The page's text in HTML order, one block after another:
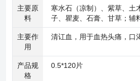
主要原
料
寒水石（凉制）、紫草、土
子、瞿麦、石膏、甘草；辅
主要作
用
清讧血，用于血热头痛，口
产品规
格
0.5*120片